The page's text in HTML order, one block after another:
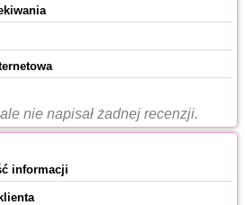
nie napisał żadnej recenzji.
informacji